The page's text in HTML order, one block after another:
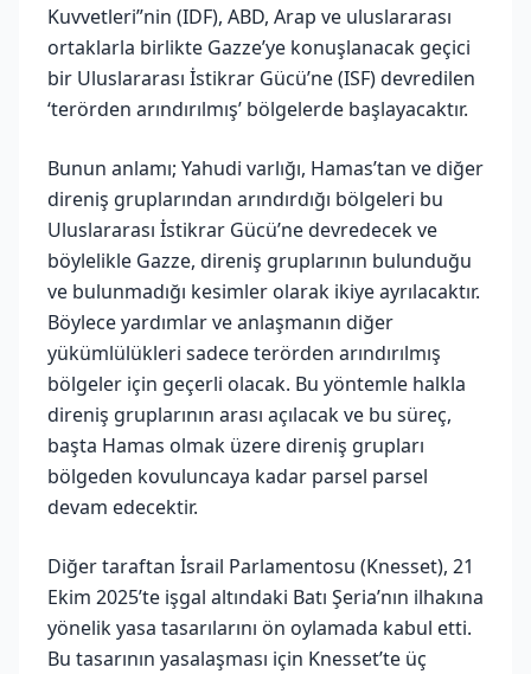
Kuvvetleri”nin (IDF), ABD, Arap ve uluslararası
ortaklarla birlikte Gazze’ye konuşlanacak geçici
bir Uluslararası İstikrar Gücü’ne (ISF) devredilen
‘terörden arındırılmış’ bölgelerde başlayacaktır.
Bunun anlamı; Yahudi varlığı, Hamas’tan ve diğer
direniş gruplarından arındırdığı bölgeleri bu
Uluslararası İstikrar Gücü’ne devredecek ve
böylelikle Gazze, direniş gruplarının bulunduğu
ve bulunmadığı kesimler olarak ikiye ayrılacaktır.
Böylece yardımlar ve anlaşmanın diğer
yükümlülükleri sadece terörden arındırılmış
bölgeler için geçerli olacak. Bu yöntemle halkla
direniş gruplarının arası açılacak ve bu süreç,
başta Hamas olmak üzere direniş grupları
bölgeden kovuluncaya kadar parsel parsel
devam edecektir.
Diğer taraftan İsrail Parlamentosu (Knesset), 21
Ekim 2025’te işgal altındaki Batı Şeria’nın ilhakına
yönelik yasa tasarılarını ön oylamada kabul etti.
Bu tasarının yasalaşması için Knesset’te üç